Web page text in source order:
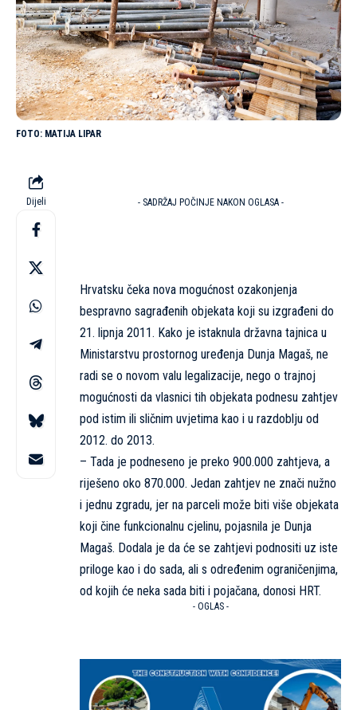
MATIJA LIPAR
Dijeli - SADRŽAJ POČINJE NAKON OGLASA -
Hrvatsku čeka nova mogućnost ozakonjenja
bespravno sagrađenih objekata koji su izgrađeni do
21. lipnja 2011. Kako je istaknula državna tajnica u
Ministarstvu prostornog uređenja Dunja Magaš, ne
radi se o novom valu legalizacije, nego o trajnoj
mogućnosti da vlasnici tih objekata podnesu zahtjev
pod istim ili sličnim uvjetima kao i u razdoblju od
2012. do 2013.
– Tada je podneseno je preko 900.000 zahtjeva, a
riješeno oko 870.000. Jedan zahtjev ne znači nužno
i jednu zgradu, jer na parceli može biti više objekata
koji čine funkcionalnu cjelinu, pojasnila je Dunja
Magaš. Dodala je da će se zahtjevi podnositi uz iste
priloge kao i do sada, ali s određenim ograničenjima,
od kojih će neka sada biti i pojačana, donosi HRT.
- OGLAS -